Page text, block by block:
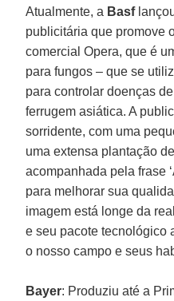
Atualmente, a Basf
publicitária que promove
comercial Opera, que é
para fungos – que se
para controlar doenças
ferrugem asiática. A
sorridente, com uma
uma extensa plantação
acompanhada pela frase
para melhorar sua
imagem está longe da
e seu pacote tecnológico
o nosso campo e seus
Bayer: Produziu até a